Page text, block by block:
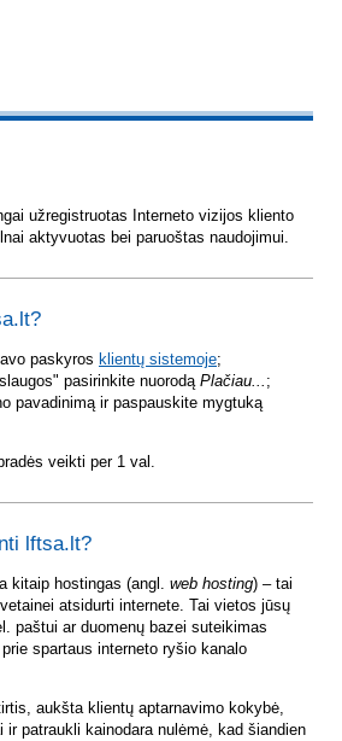
užregistruotas Interneto vizijos kliento
aktyvuotas bei paruoštas naudojimui.
paskyros klientų sistemoje;
pasirinkite nuorodą Plačiau... ;
pavadinimą ir paspauskite mygtuką
veikti per 1 val.
lftsa.lt?
kitaip hostingas (angl. web hosting) – tai
atsidurti internete. Tai vietos jūsų
paštui ar duomenų bazei suteikimas
spartaus interneto ryšio kanalo
aukšta klientų aptarnavimo kokybė,
ir patraukli kainodara nulėmė, kad šiandien